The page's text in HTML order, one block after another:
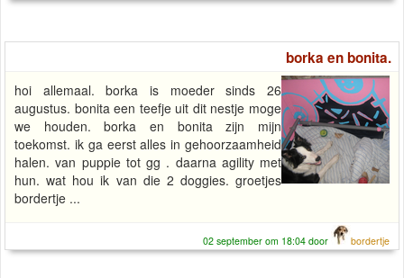
borka en bonita.
hoi allemaal. borka is moeder sinds 26
augustus. bonita een teefje uit dit nestje moge
we houden. borka en bonita zijn mijn
toekomst. ik ga eerst alles in gehoorzaamheid
halen. van puppie tot gg . daarna agility met
hun. wat hou ik van die 2 doggies. groetjes
bordertje ...
02 september om 18:04 door bordertje